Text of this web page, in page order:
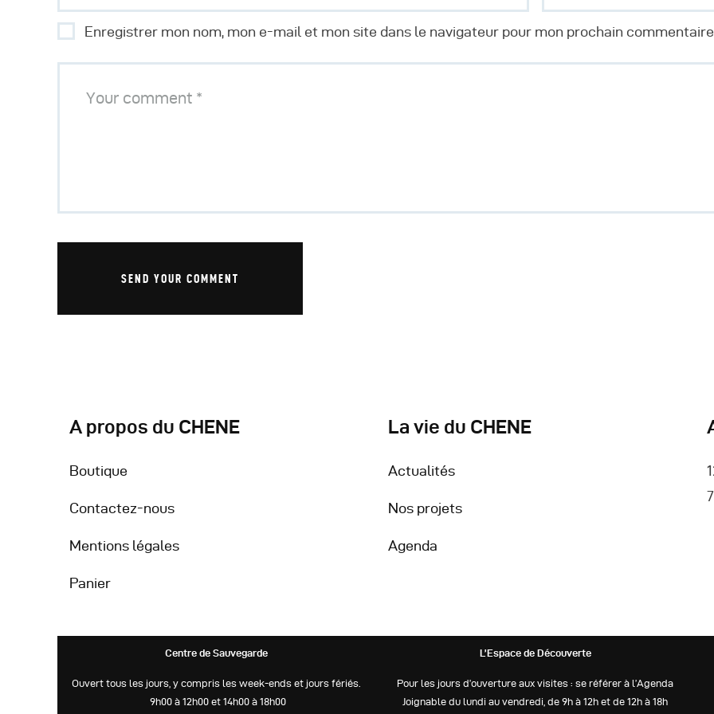
Enregistrer mon nom, mon e-mail et mon site dans le navigateur pour mon prochain
A propos du CHENE
Boutique
Contactez-nous
Mentions légales
Panier
La vie du CHENE
Actualités
Nos projets
Agenda
Centre de Sauvegarde
Ouvert tous les jours, y compris les week-ends et jours fériés.
9h00 à 12h00 et 14h00 à 18h00
L’Espace de Découverte
Pour les jours d’ouverture aux visites : se référer à l’Agenda
Joignable du lundi au vendredi, de 9h à 12h et de 12h à 18h